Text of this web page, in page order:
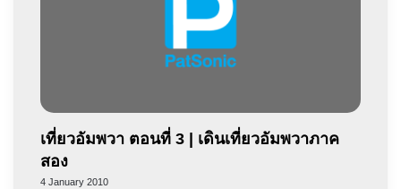
เที่ยวอัมพวา ตอนที่ 3 | เดินเที่ยวอัมพวาภาค
สอง
4 January 2010